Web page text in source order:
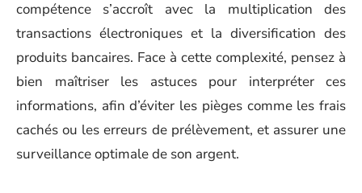
compétence s’accroît avec la multiplication des
transactions électroniques et la diversification des
produits bancaires. Face à cette complexité, pensez à
bien maîtriser les astuces pour interpréter ces
informations, afin d’éviter les pièges comme les frais
cachés ou les erreurs de prélèvement, et assurer une
surveillance optimale de son argent.